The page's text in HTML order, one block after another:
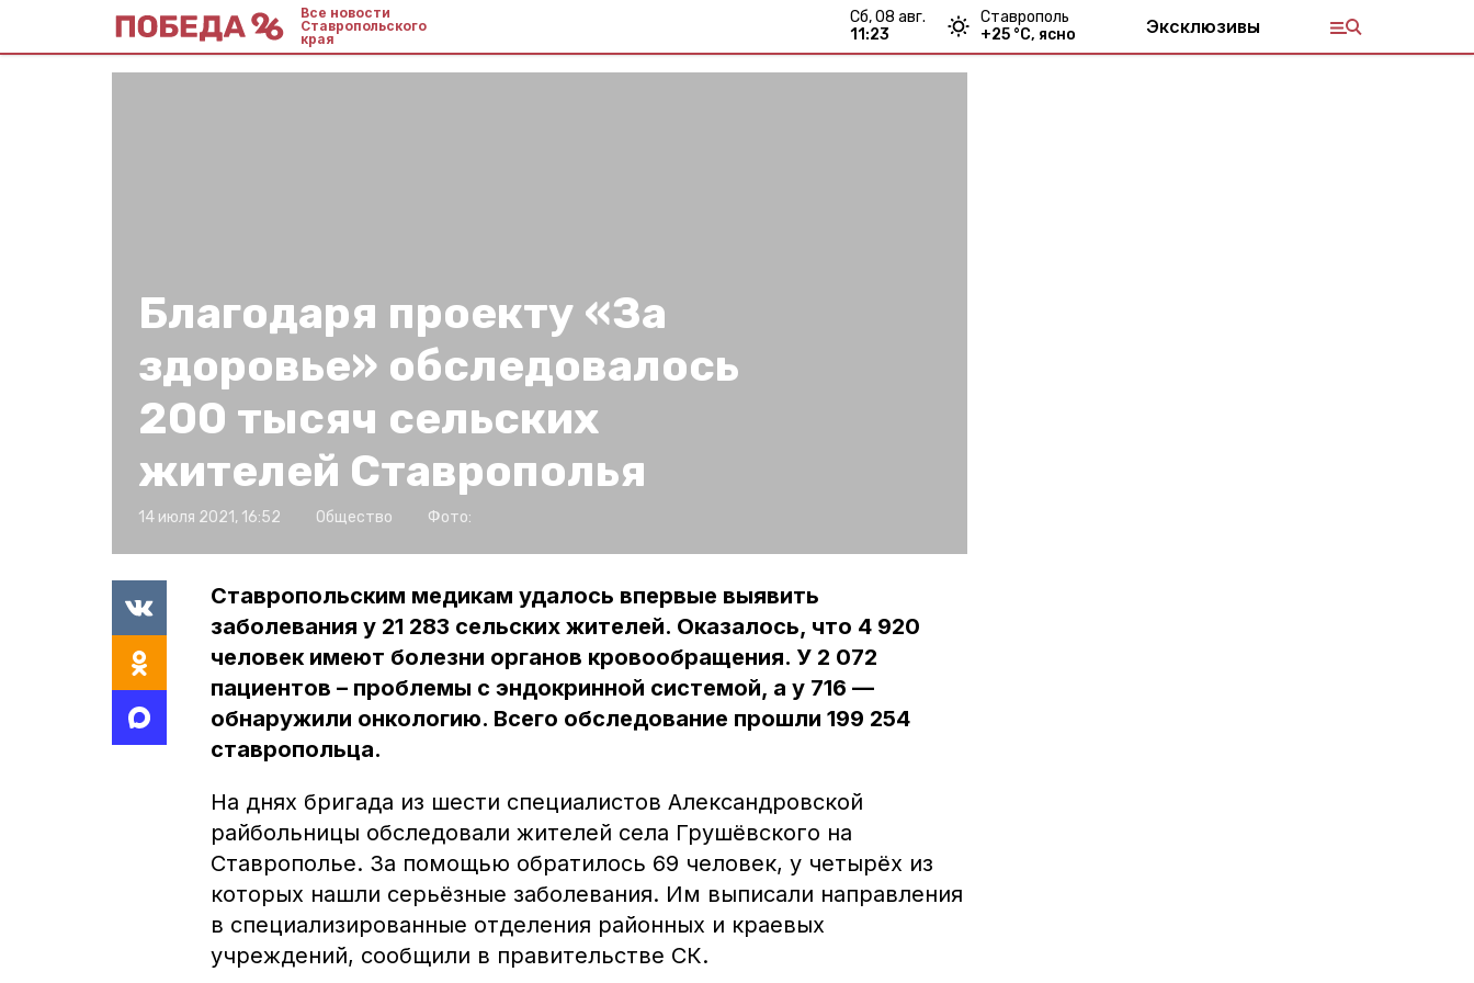
Все новости
Ставропольского
края
сб, 08 авг.
11:23
Ставрополь
+25 °С, ясно Эксклюзивы
Благодаря проекту «За
здоровье» обследовалось
200 тысяч сельских
жителей Ставрополья
14 июля 2021, 16:52 Общество Фото:
Ставропольским медикам удалось впервые выявить
заболевания у 21 283 сельских жителей. Оказалось, что 4 920
человек имеют болезни органов кровообращения. У 2 072
пациентов – проблемы с эндокринной системой, а у 716 —
обнаружили онкологию. Всего обследование прошли 199 254
ставропольца.
На днях бригада из шести специалистов Александровской
райбольницы обследовали жителей села Грушёвского на
Ставрополье. За помощью обратилось 69 человек, у четырёх из
которых нашли серьёзные заболевания. Им выписали направления
в специализированные отделения районных и краевых
учреждений, сообщили в правительстве СК.